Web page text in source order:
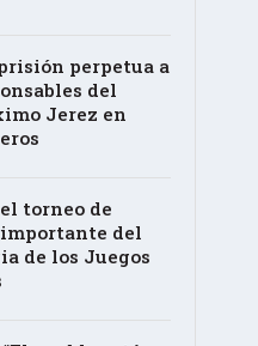
perpetua a
del
Jerez en
torneo de
del
de los Juegos